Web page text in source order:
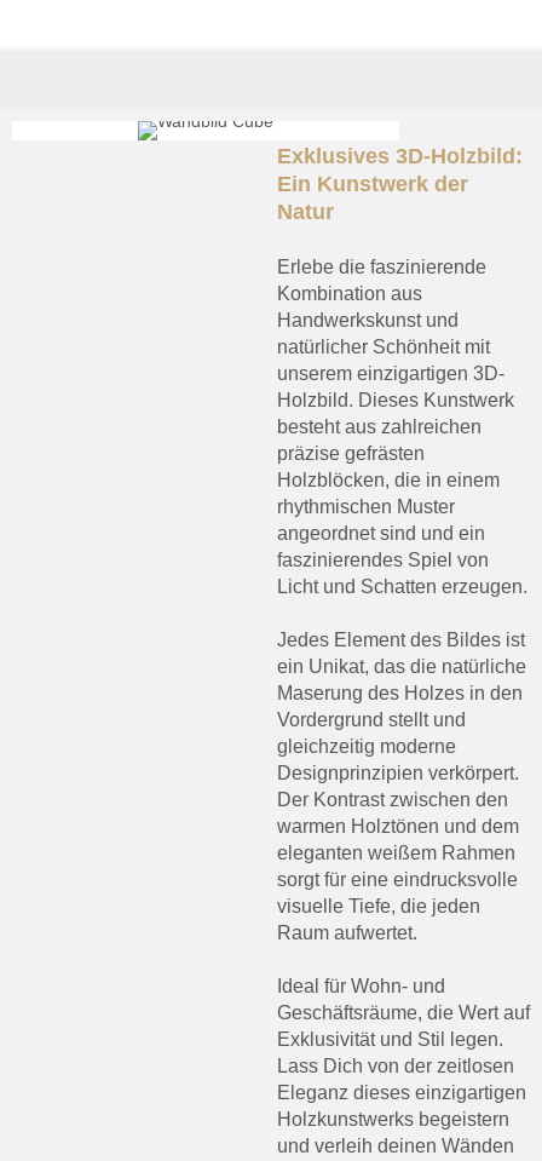
Exklusives 3D-Holzbild:
Ein Kunstwerk der
Natur
Erlebe die faszinierende
Kombination aus
Handwerkskunst und
natürlicher Schönheit mit
unserem einzigartigen 3D-
Holzbild. Dieses Kunstwerk
besteht aus zahlreichen
präzise gefrästen
Holzblöcken, die in einem
rhythmischen Muster
angeordnet sind und ein
faszinierendes Spiel von
Licht und Schatten erzeugen.
Jedes Element des Bildes ist
ein Unikat, das die natürliche
Maserung des Holzes in den
Vordergrund stellt und
gleichzeitig moderne
Designprinzipien verkörpert.
Der Kontrast zwischen den
warmen Holztönen und dem
eleganten weißem Rahmen
sorgt für eine eindrucksvolle
visuelle Tiefe, die jeden
Raum aufwertet.
Ideal für Wohn- und
Geschäftsräume, die Wert auf
Exklusivität und Stil legen.
Lass Dich von der zeitlosen
Eleganz dieses einzigartigen
Holzkunstwerks begeistern
und verleih deinen Wänden